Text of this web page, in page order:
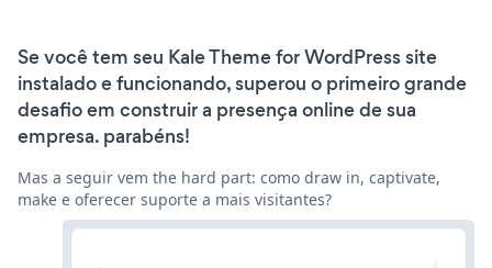
Se você tem seu Kale Theme for WordPress site
instalado e funcionando, superou o primeiro grande
desafio em construir a presença online de sua
empresa. parabéns!
Mas a seguir vem the hard part: como draw in, captivate,
make e oferecer suporte a mais visitantes?